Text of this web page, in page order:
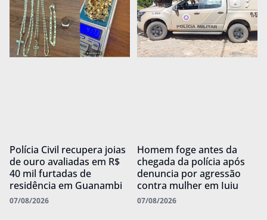
Polícia Civil recupera joias
de ouro avaliadas em R$
40 mil furtadas de
residência em Guanambi
07/08/2026
Homem foge antes da
chegada da polícia após
denuncia por agressão
contra mulher em Iuiu
07/08/2026